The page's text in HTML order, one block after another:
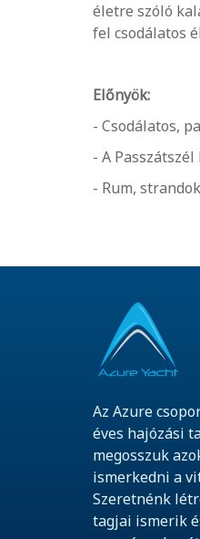
életre szóló
fel csodálatos
Előnyök:
- Csodálatos,
- A
- Rum,
Az Azure
éves hajózási
megosszuk
ismerkedni a
Szeretnénk
tagjai ismerik